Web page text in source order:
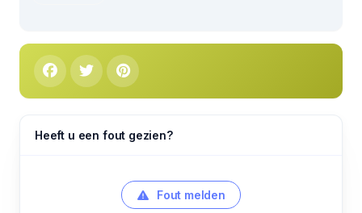
Heeft u een fout gezien?
Fout melden